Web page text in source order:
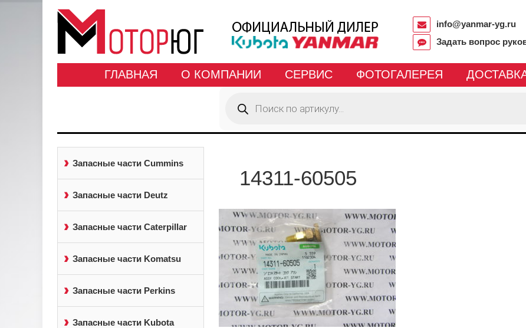
info@yanmar-yg.ru
Задать вопрос
ГЛАВНАЯ О КОМПАНИИ СЕРВИС ФОТОГАЛЕРЕЯ
товаров
Запасные части Cummins
Запасные части Deutz
Запасные части Caterpillar
Запасные части Komatsu
Запасные части Perkins
Запасные части Kubota
14311-60505